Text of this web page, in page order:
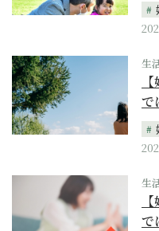
生
で
生
で